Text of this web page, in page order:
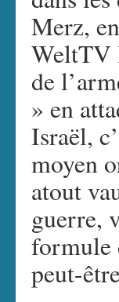
Merz,
WeltTV
de
» en
Israël,
moyen
atout
guerre,
formule
peut-